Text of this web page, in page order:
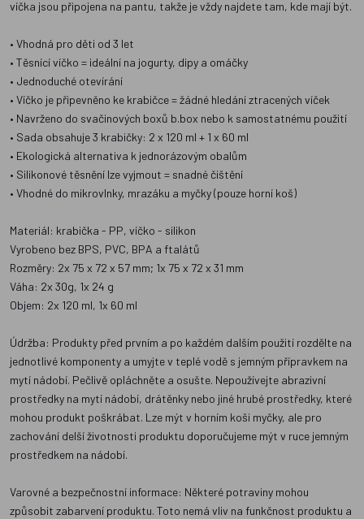
víčka jsou připojena na pantu, takže je vždy najdete tam, kde mají být.
• Vhodná pro děti od 3 let
• Těsnící víčko = ideální na jogurty, dipy a omáčky
• Jednoduché otevírání
• Víčko je připevněno ke krabičce = žádné hledání ztracených víček
• Navrženo do svačinových boxů b.box nebo k samostatnému použití
• Sada obsahuje 3 krabičky: 2 x 120 ml + 1 x 60 ml
• Ekologická alternativa k jednorázovým obalům
• Silikonové těsnění lze vyjmout = snadné čištění
• Vhodné do mikrovlnky, mrazáku a myčky (pouze horní koš)
Materiál: krabička - PP, víčko - silikon
Vyrobeno bez BPS, PVC, BPA a ftalátů
Rozměry: 2x 75 x 72 x 57 mm; 1x 75 x 72 x 31 mm
Váha: 2x 30g, 1x 24 g
Objem: 2x 120 ml, 1x 60 ml
Údržba: Produkty před prvním a po každém dalším použití rozdělte na
jednotlivé komponenty a umyjte v teplé vodě s jemným přípravkem na
mytí nádobí. Pečlivě opláchněte a osušte. Nepoužívejte abrazivní
prostředky na mytí nádobí, drátěnky nebo jiné hrubé prostředky, které
mohou produkt poškrábat. Lze mýt v horním koši myčky, ale pro
zachování delší životnosti produktu doporučujeme mýt v ruce jemným
prostředkem na nádobí.
Varovné a bezpečnostní informace: Některé potraviny mohou
způsobit zabarvení produktu. Toto nemá vliv na funkčnost produktu a